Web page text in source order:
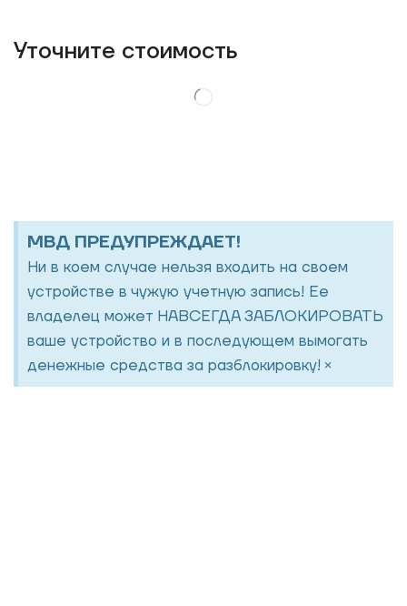
Уточнитe стоимость
МВД ПРЕДУПРЕЖДАЕТ!
Ни в коем случае нельзя входить на своем
устройстве в чужую учетную запись! Ее
владелец может НАВСЕГДА ЗАБЛОКИРОВАТЬ
ваше устройство и в последующем вымогать
денежные средства за разблокировку! ×